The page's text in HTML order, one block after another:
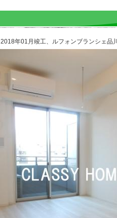
2018年01月竣工、ルフォンブランシェ品